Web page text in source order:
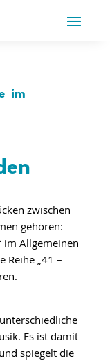
im
zwischen
gehören:
im Allgemeinen
„41 –
Es ist damit
spiegelt die